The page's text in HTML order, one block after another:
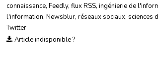
connaissance, Feedly, flux RSS, ingénierie de
l'information, Newsblur, réseaux sociaux, sciences
Twitter
Article indisponible ?